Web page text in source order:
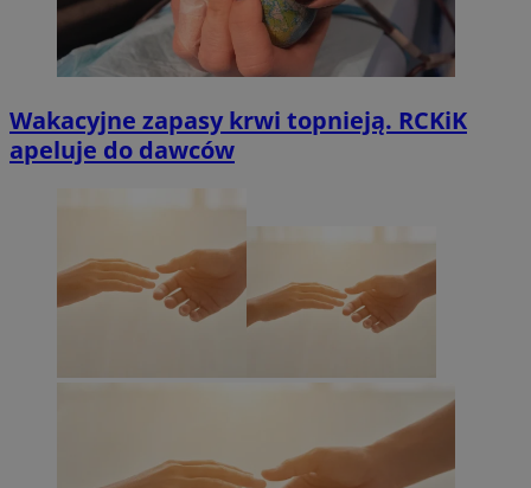
Wakacyjne zapasy krwi topnieją. RCKiK
apeluje do dawców